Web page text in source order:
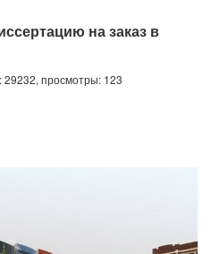
на заказ в
29232, просмотры: 123